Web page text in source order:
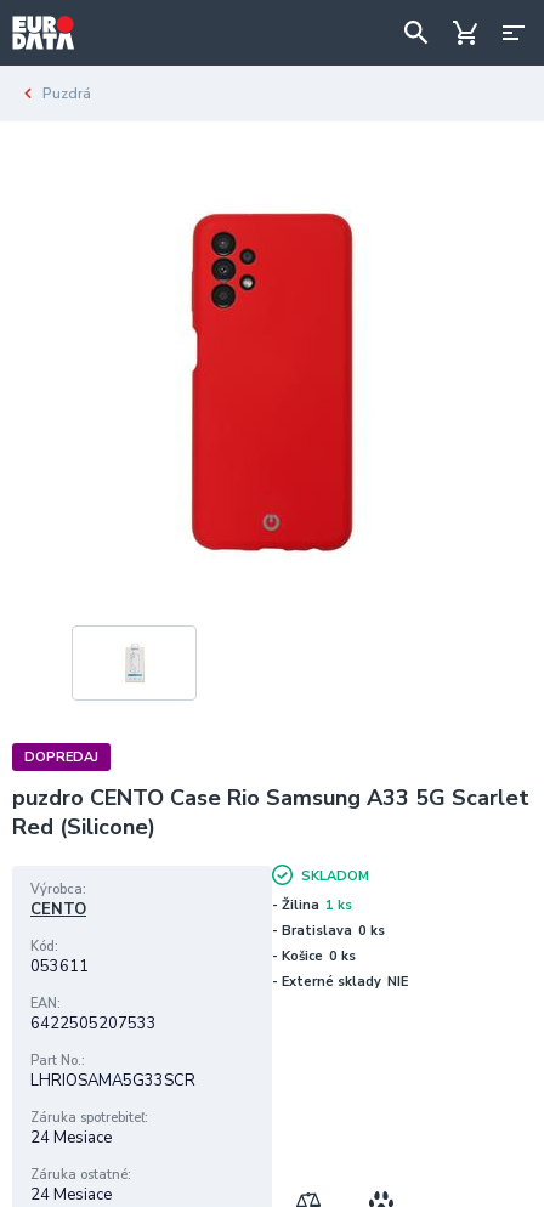
Puzdrá
DOPREDAJ
puzdro CENTO Case Rio Samsung A33 5G Scarlet
Red (Silicone)
Výrobca
CENTO
Kód
053611
EAN
6422505207533
Part No.
LHRIOSAMA5G33SCR
Záruka spotrebiteľ
24 Mesiace
Záruka ostatné
24 Mesiace
SKLADOM
- Žilina 1 ks
- Bratislava 0 ks
- Košice 0 ks
- Externé sklady NIE